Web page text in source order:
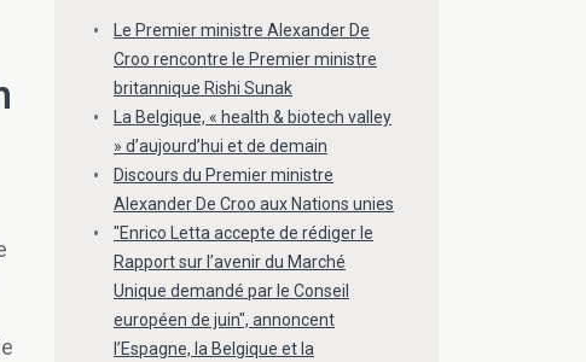
Le Premier ministre Alexander De
Croo rencontre le Premier ministre
britannique Rishi Sunak
La Belgique, « health & biotech valley
» d’aujourd’hui et de demain
Discours du Premier ministre
Alexander De Croo aux Nations unies
"Enrico Letta accepte de rédiger le
Rapport sur l’avenir du Marché
Unique demandé par le Conseil
européen de juin", annoncent
l’Espagne, la Belgique et la